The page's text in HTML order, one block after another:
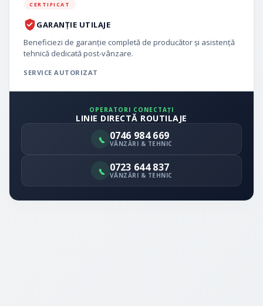
CERTIFICAT
GARANȚIE UTILAJE
Beneficiezi de garanție completă de producător și asistență
tehnică dedicată post-vânzare.
SERVICE AUTORIZAT
OPERATORI CONECTAȚI
LINIE DIRECTĂ ROUTILAJE
0746 984 669
VÂNZĂRI & TEHNIC
0723 644 837
VÂNZĂRI & TEHNIC